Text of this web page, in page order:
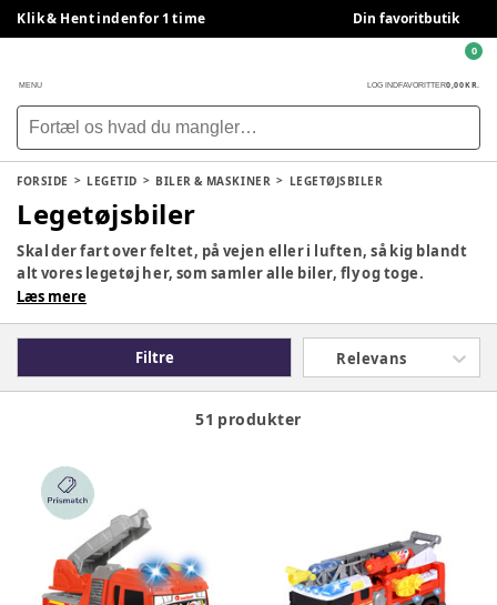
Klik & Hent indenfor 1 time Din favoritbutik
MENU LOG INDFAVORITTER0,00 KR.
0
FORSIDE LEGETID BILER & MASKINER LEGETØJSBILER
Legetøjsbiler
Skal der fart over feltet, på vejen eller i luften, så kig blandt
alt vores legetøj her, som samler alle biler, fly og toge.
Læs mere
Filtre Relevans
51 produkter